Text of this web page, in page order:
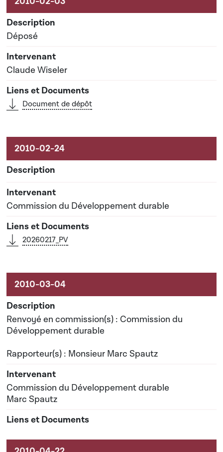
Déposé
Claude Wiseler
Document de dépôt
Commission du Développement durable
20260217_PV
Renvoyé en commission(s) : Commission du
Développement durable
Rapporteur(s) : Monsieur Marc Spautz
Commission du Développement durable
Marc Spautz